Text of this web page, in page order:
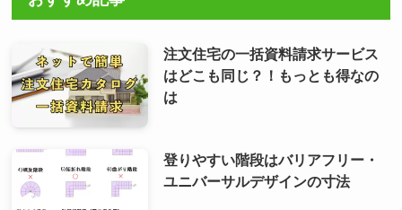
注文住宅の一括資料請求サービス
はどこも同じ？！もっとも得なの
は
登りやすい階段はバリアフリー・
ユニバーサルデザインの寸法